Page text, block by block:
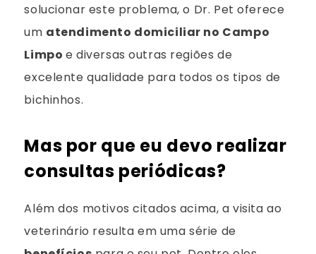
solucionar este problema, o Dr. Pet oferece
um atendimento domiciliar no Campo
Limpo e diversas outras regiões de
excelente qualidade para todos os tipos de
bichinhos.
Mas por que eu devo realizar
consultas periódicas?
Além dos motivos citados acima, a visita ao
veterinário resulta em uma série de